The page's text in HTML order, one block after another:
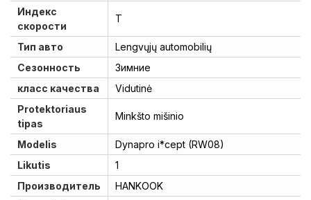
Индекс
скорости
T
Тип авто
Lengvųjų automobilių
Сезонность
Зимние
класс качества
Vidutinė
Protektoriaus
tipas
Minkšto mišinio
Modelis
Dynapro i*cept (RW08)
Likutis
1
Производитель
HANKOOK